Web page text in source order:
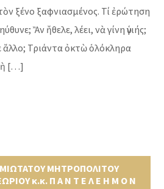
ξένο ξαφνιασμένος. Τί ἐρώτηση
Ἂν ἤθελε, λέει, νὰ γίνη ὑγιής;
ἄλλο; Τριάντα ὀκτὼ ὁλόκληρα
[…]
ΜΗΤΡΟΠΟΛΙΤΟΥ
κ.κ. Π Α Ν Τ Ε Λ Ε Η Μ Ο Ν